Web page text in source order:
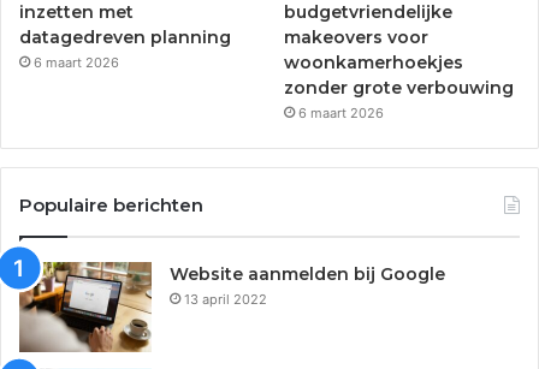
inzetten met
datagedreven planning
6 maart 2026
budgetvriendelijke
makeovers voor
woonkamerhoekjes
zonder grote verbouwing
6 maart 2026
Populaire berichten
Website aanmelden bij Google
13 april 2022